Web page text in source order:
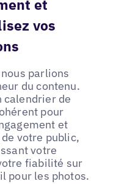
et
vos
parlions
du contenu.
calendrier de
pour
et
votre public,
votre
fiabilité sur
pour les photos.